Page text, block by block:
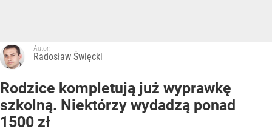
Autor:
Radosław Święcki
Rodzice kompletują już wyprawkę
szkolną. Niektórzy wydadzą ponad
1500 zł